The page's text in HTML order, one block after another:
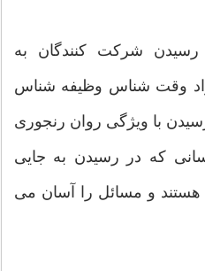
شرکت کنندگان به
وقت شناس وظیفه شناس
با ویژگی روان رنجوری
که در رسیدن به جایی
هستند و مسائل را آسان می